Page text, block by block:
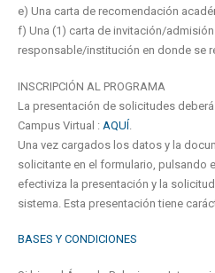
e) Una carta de recomendación
f) Una (1) carta de invitación/admisión
responsable/institución en donde se
INSCRIPCIÓN AL PROGRAMA
La presentación de solicitudes
Campus Virtual : AQUÍ
Una vez cargados los datos y la
solicitante en el formulario, pulsando
efectiviza la presentación y la
sistema. Esta presentación tiene
BASES Y CONDICIONES